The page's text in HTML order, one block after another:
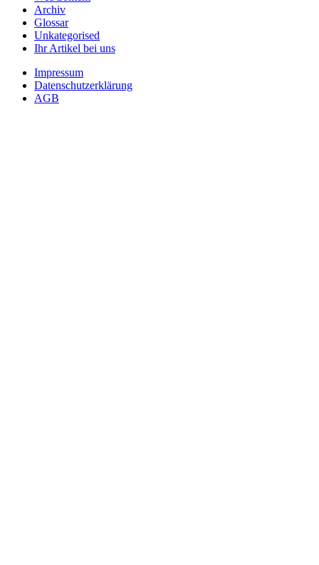
Archiv
Glossar
Unkategorised
Ihr Artikel bei uns
Impressum
Datenschutzerklärung
AGB